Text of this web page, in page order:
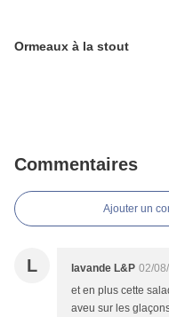
Ormeaux à la stout
Commentaires
Ajouter un
L lavande L&P 02/
et en plus cette
aveu sur les